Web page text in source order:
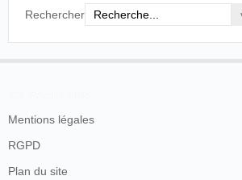
Rechercher
Mentions légales
RGPD
Plan du site